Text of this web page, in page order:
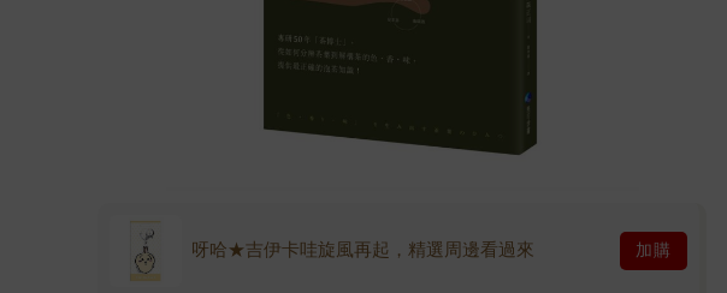
呀哈★吉伊卡哇旋風再起，精選周邊看過來 加購